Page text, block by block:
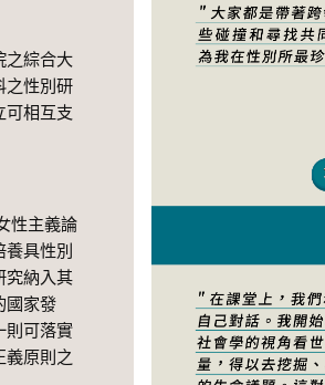
之綜合大
之性別研
可相互支
性主義論
具性別
究納入其
國家發
則可落實
義原則之